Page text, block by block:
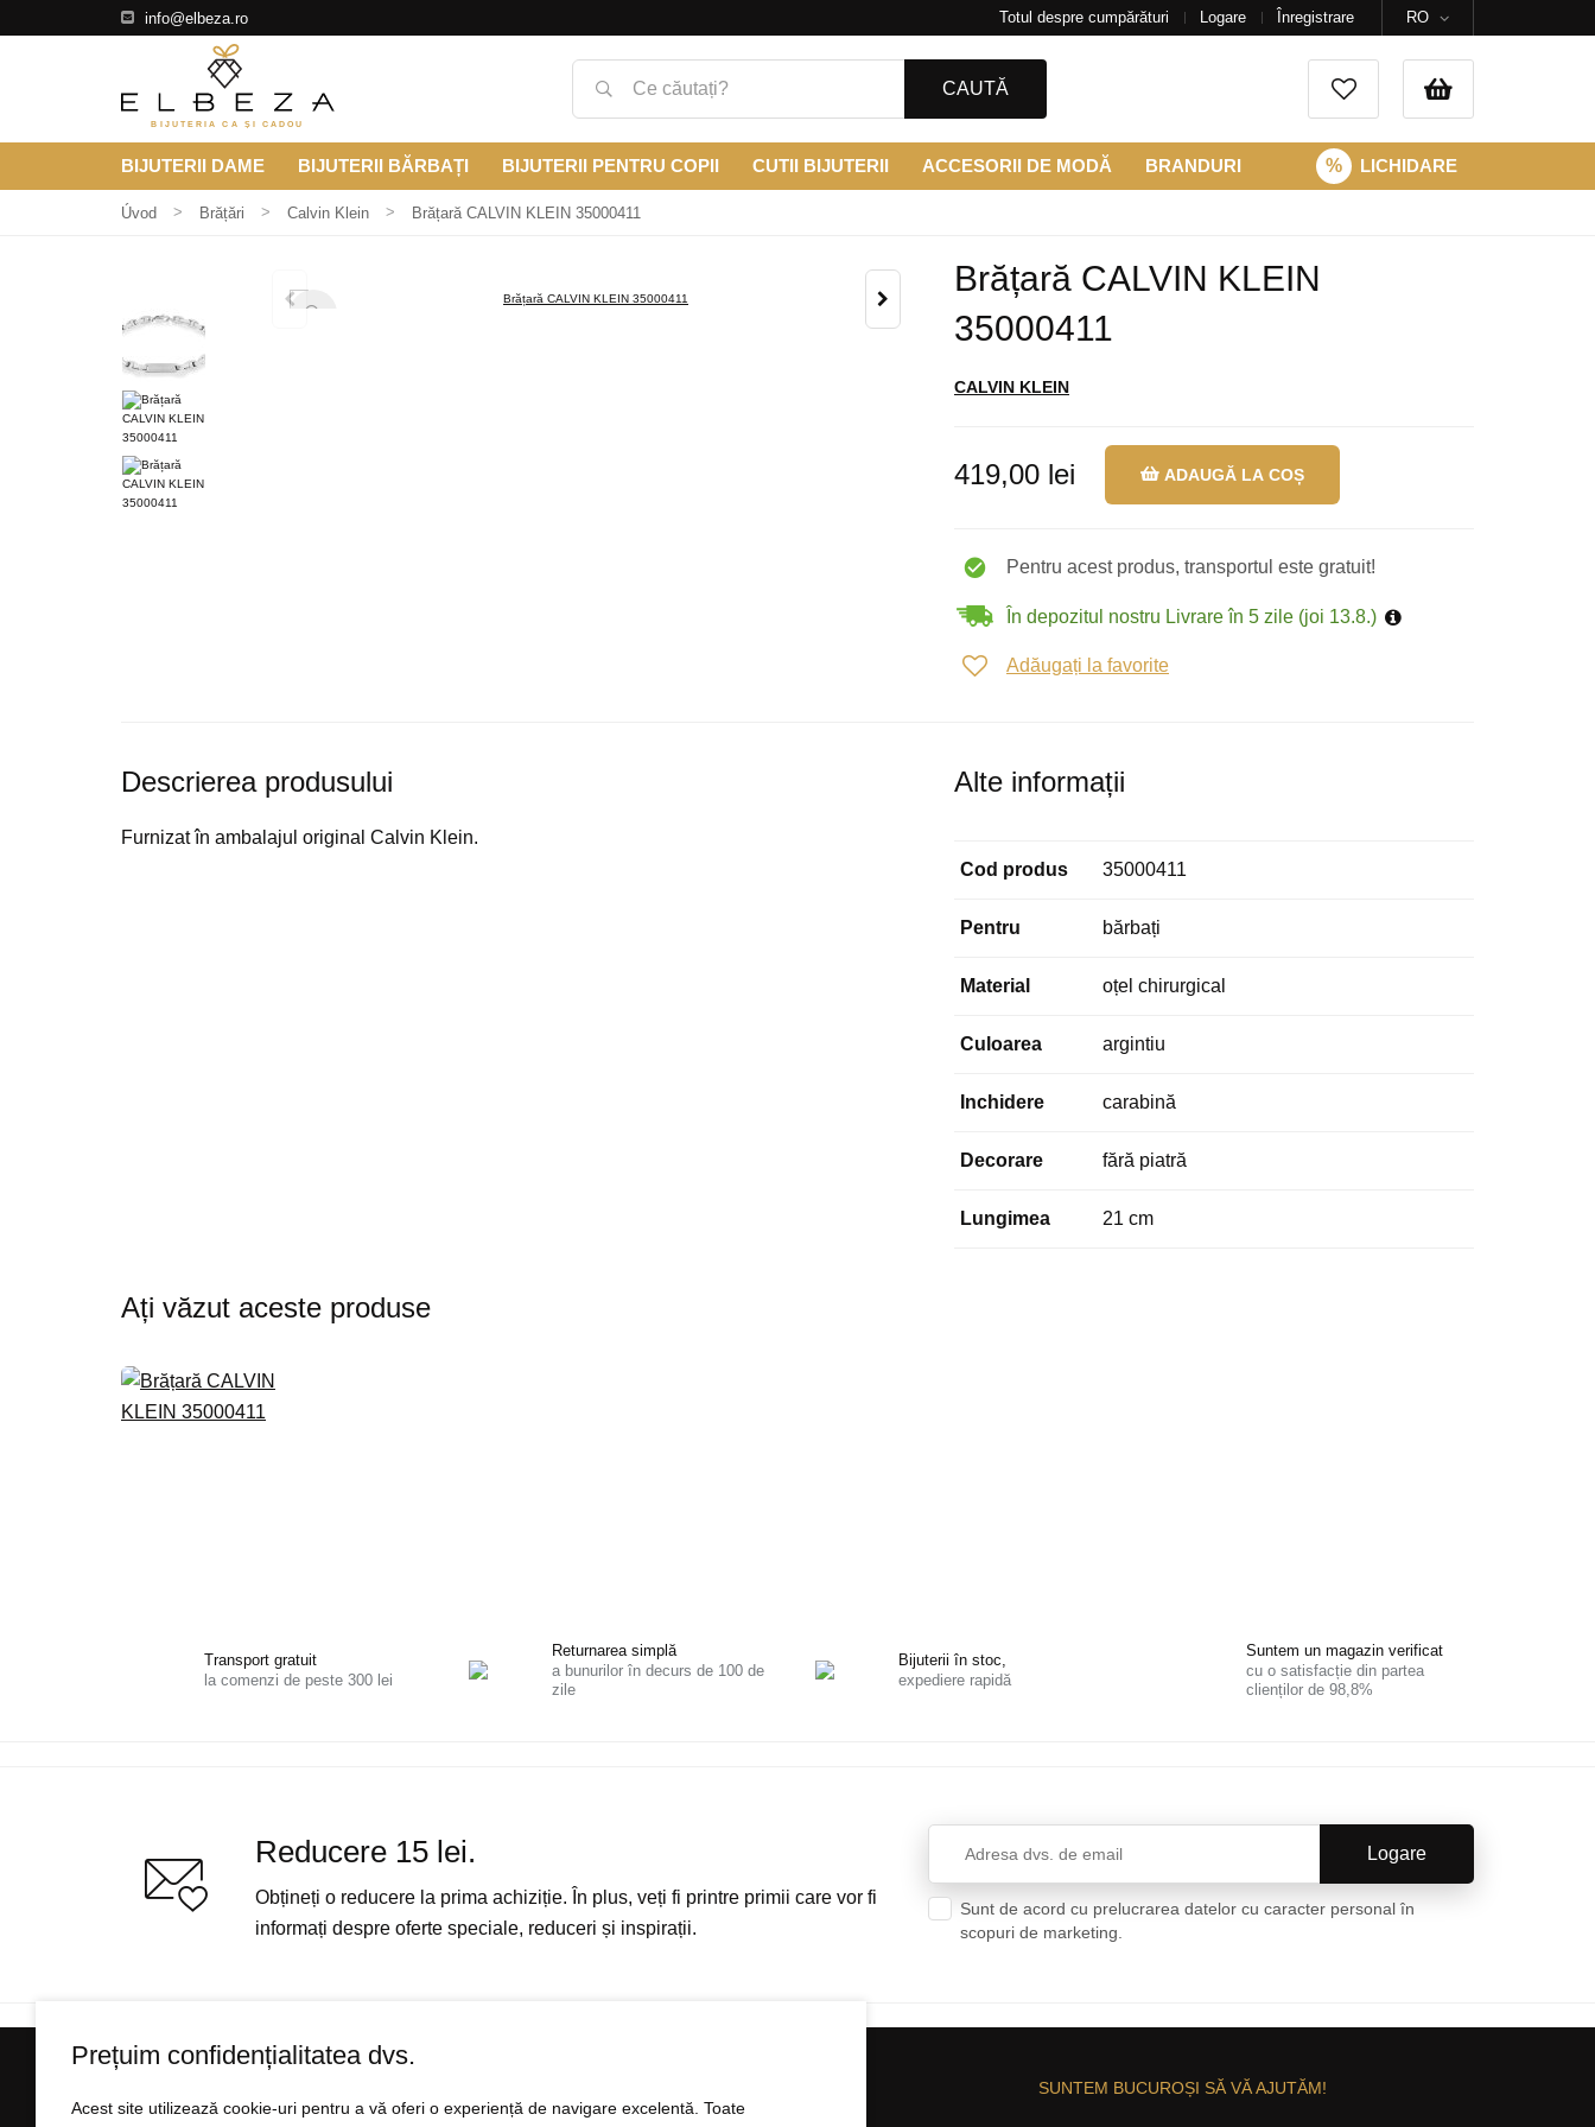
info@elbeza.ro Totul despre cumpărături Logare Înregistrare RO
BIJUTERIA CA ȘI CADOU
CAUTĂ
BIJUTERII DAME BIJUTERII BĂRBAȚI BIJUTERII PENTRU COPII CUTII BIJUTERII ACCESORII DE MODĂ BRANDURI % LICHIDARE
Úvod Brățări Calvin Klein Brățară CALVIN KLEIN 35000411
Brățară CALVIN KLEIN
35000411
CALVIN KLEIN
419,00 lei ADAUGĂ LA COȘ
Pentru acest produs, transportul este gratuit!
În depozitul nostru Livrare în 5 zile (joi 13.8.)
Adăugați la favorite
Descrierea produsului
Furnizat în ambalajul original Calvin Klein.
Alte informații
Cod produs 35000411
Pentru bărbați
Material oțel chirurgical
Culoarea argintiu
Inchidere carabină
Decorare fără piatră
Lungimea 21 cm
Ați văzut aceste produse
Transport gratuit
la comenzi de peste 300 lei
Returnarea simplă
a bunurilor în decurs de 100 de
zile
Bijuterii în stoc,
expediere rapidă
Suntem un magazin verificat
cu o satisfacție din partea
clienților de 98,8%
Reducere 15 lei.
Obțineți o reducere la prima achiziție. În plus, veți fi printre primii care vor fi
informați despre oferte speciale, reduceri și inspirații.
Sunt de acord cu prelucrarea datelor cu caracter personal în
scopuri de marketing.
SUNTEM BUCUROȘI SĂ VĂ AJUTĂM!
Prețuim confidențialitatea dvs.
Acest site utilizează cookie-uri pentru a vă oferi o experiență de navigare excelentă. Toate